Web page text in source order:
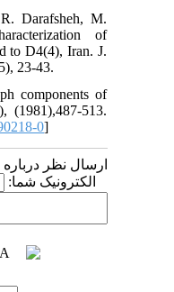
R. Darafsheh, M.
of
to D4(4), Iran. J.
23-43.
components of
(1981),487-513.
0
ارسال نظر درباره
الکترونیک شما: